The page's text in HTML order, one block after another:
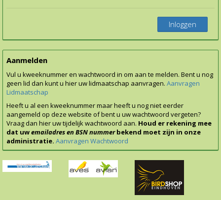
Inloggen
Aanmelden
Vul u kweeknummer en wachtwoord in om aan te melden. Bent u nog
geen lid dan kunt u hier uw lidmaatschap aanvragen. Aanvragen
Lidmaatschap
Heeft u al een kweeknummer maar heeft u nog niet eerder
aangemeld op deze website of bent u uw wachtwoord vergeten?
Vraag dan hier uw tijdelijk wachtwoord aan. Houd er rekening mee
dat uwemailadres en BSN nummerbekend moet zijn in onze
administratie. Aanvragen Wachtwoord